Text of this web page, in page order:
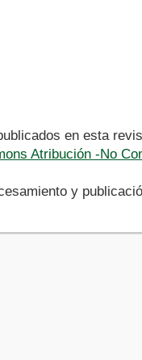
en esta
Atribución -No
y